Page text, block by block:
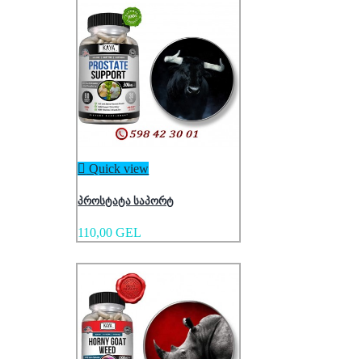
 Quick view
პროსტატა საპორტ
110,00 GEL